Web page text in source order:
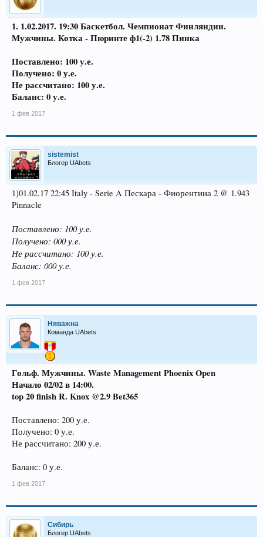
1. 1.02.2017. 19:30 Баскетбол. Чемпионат Финляндии.
Мужчины. Котка - Пюринте ф1(-2) 1.78 Пинка
Поставлено: 100 у.е.
Получено: 0 у.е.
Не рассчитано: 100 у.е.
Баланс: 0 у.е.
1 фев 2017
sistemist
Блогер UAbets
1)01.02.17 22:45 Italy - Serie A Пескара - Фиорентина 2 @ 1.943
Pinnacle
Поставлено: 100 у.е.
Получено: 000 у.е.
Не рассчитано: 100 у.е.
Баланс: 000 у.е.
1 фев 2017
Няважна
Команда UAbets
Гольф. Мужчины. Waste Management Phoenix Open
Начало 02/02 в 14:00.
top 20 finish R. Knox @2.9 Bet365
Поставлено: 200 у.е.
Получено: 0 у.е.
Не рассчитано: 200 у.е.
Баланс: 0 у.е.
1 фев 2017
Сибирь
Блогер UAbets